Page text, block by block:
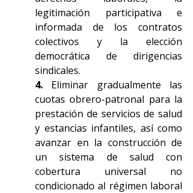
legitimación participativa e
informada de los contratos
colectivos y la elección
democrática de dirigencias
sindicales.
4. Eliminar gradualmente las
cuotas obrero-patronal para la
prestación de servicios de salud
y estancias infantiles, así como
avanzar en la construcción de
un sistema de salud con
cobertura universal no
condicionado al régimen laboral